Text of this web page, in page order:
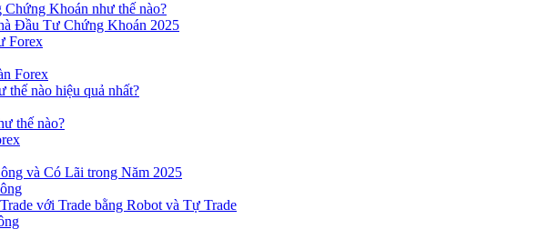
Khoán như thế nào?
Đầu Tư Chứng Khoán 2025
Forex
Forex
nào hiệu quả nhất?
thế nào?
và Có Lãi trong Năm 2025
với Trade bằng Robot và Tự Trade